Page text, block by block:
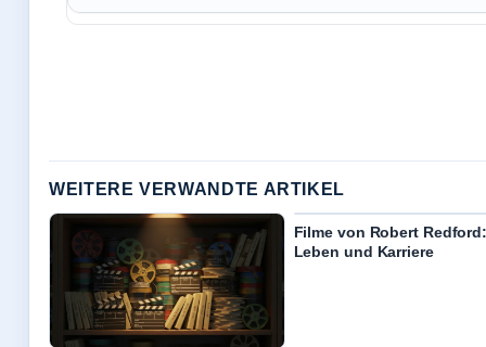
WEITERE VERWANDTE ARTIKEL
Filme von Robert Redford:
Leben und Karriere